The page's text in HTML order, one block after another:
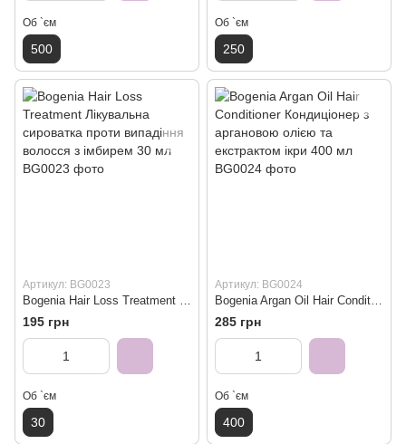
Об `єм
500
Об `єм
250
Артикул: BG0023
195 грн
Об `єм
30
Артикул: BG0024
285 грн
Об `єм
400